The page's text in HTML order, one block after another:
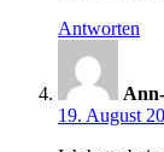
Antworten
19. August